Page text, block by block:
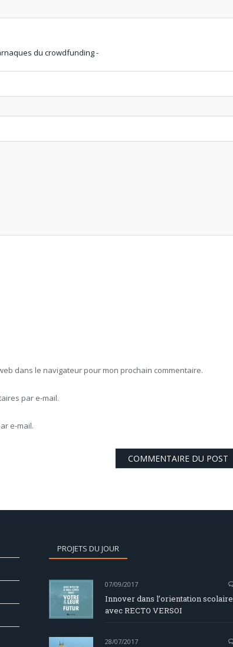
du crowdfunding -
dans le navigateur pour mon prochain commentaire.
par e-mail.
e-mail.
PROJETS DU JOUR
07/09/2017
Innover dans l’orientation scolaire
avec RECTO VERSOI
28/07/2017